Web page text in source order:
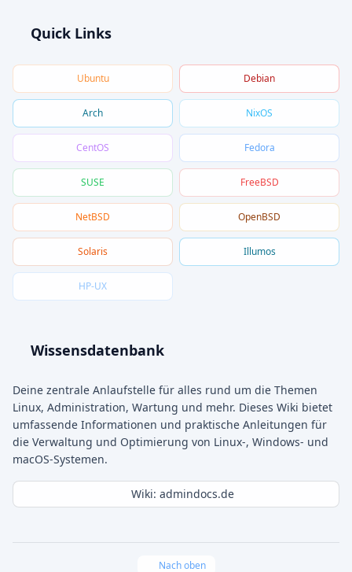
Quick Links
Ubuntu Debian
Arch NixOS
CentOS Fedora
SUSE FreeBSD
NetBSD OpenBSD
Solaris Illumos
HP-UX
Wissensdatenbank
Deine zentrale Anlaufstelle für alles rund um die Themen
Linux, Administration, Wartung und mehr. Dieses Wiki bietet
umfassende Informationen und praktische Anleitungen für
die Verwaltung und Optimierung von Linux-, Windows- und
macOS-Systemen.
Wiki: admindocs.de
Nach oben